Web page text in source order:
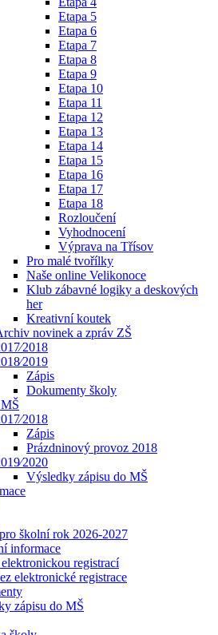
Etapa 5
Etapa 6
Etapa 7
Etapa 8
Etapa 9
Etapa 10
Etapa 11
Etapa 12
Etapa 13
Etapa 14
Etapa 15
Etapa 16
Etapa 17
Etapa 18
Rozloučení
Vyhodnocení
Výprava na Třísov
Pro malé tvořílky
Naše online Velikonoce
Klub zábavné logiky a deskových
her
Kreativní koutek
novinek a zpráv ZŠ
Zápis
Dokumenty školy
Zápis
Prázdninový provoz 2018
Výsledky zápisu do MŠ
školní rok 2026-2027
informace
elektronickou registrací
elektronické registrace
zápisu do MŠ